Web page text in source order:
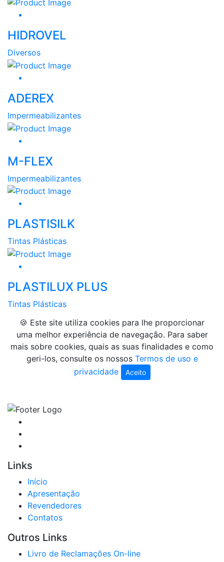
HIDROVEL
Diversos
ADEREX
Impermeabilizantes
M-FLEX
Impermeabilizantes
PLASTISILK
Tintas Plásticas
PLASTILUX PLUS
Tintas Plásticas
🍪 Este site utiliza cookies para lhe proporcionar
uma melhor experiência de navegação. Para saber
mais sobre cookies, quais as suas finalidades e como
geri-los, consulte os nossos Termos de uso e
privacidade
Aceito
Links
Início
Apresentação
Revendedores
Contatos
Outros Links
Livro de Reclamações On-line